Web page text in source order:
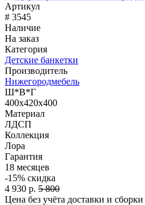
Артикул
# 3545
Наличие
На заказ
Категория
Детские банкетки
Производитель
Нижегородмебель
Ш*В*Г
400x420x400
Материал
ЛДСП
Коллекция
Лора
Гарантия
18 месяцев
-15% скидка
4 930 р. 5 800
Цена без учёта доставки и сборки